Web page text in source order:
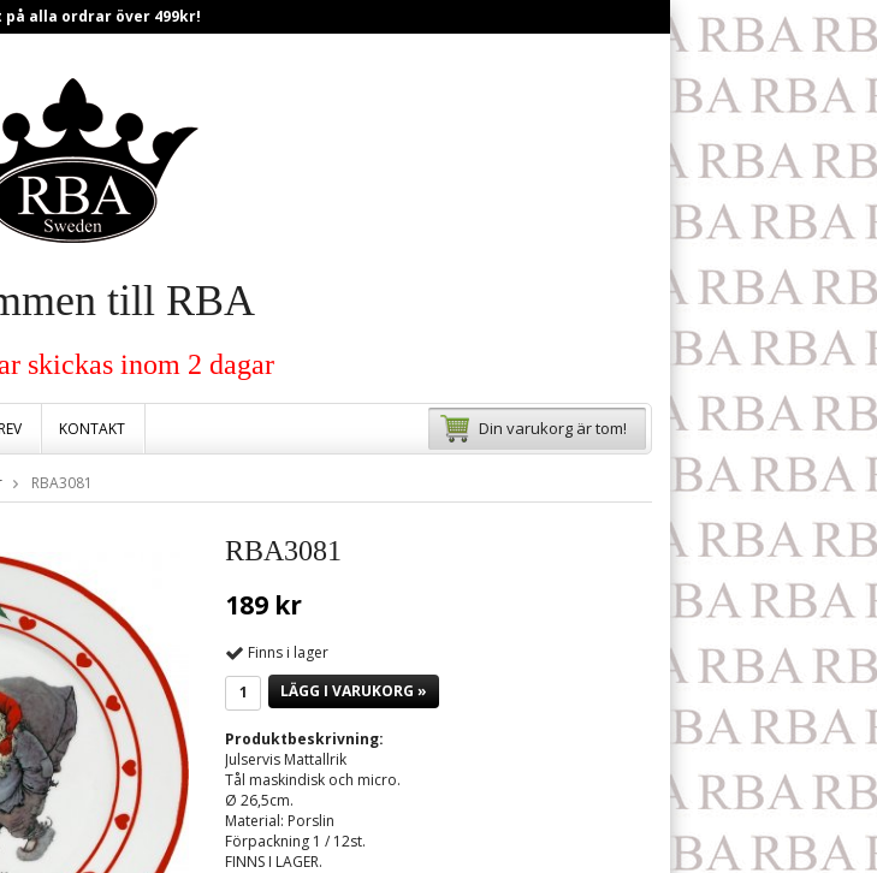
alla ordrar över 499kr!
till RBA
skickas inom 2 dagar
KONTAKT Din varukorg är tom!
RBA3081
RBA3081
189 kr
Finns i lager
LÄGG I VARUKORG »
Produktbeskrivning:
Julservis Mattallrik
Tål maskindisk och micro.
Ø 26,5cm.
Material: Porslin
Förpackning 1 / 12st.
FINNS I LAGER.